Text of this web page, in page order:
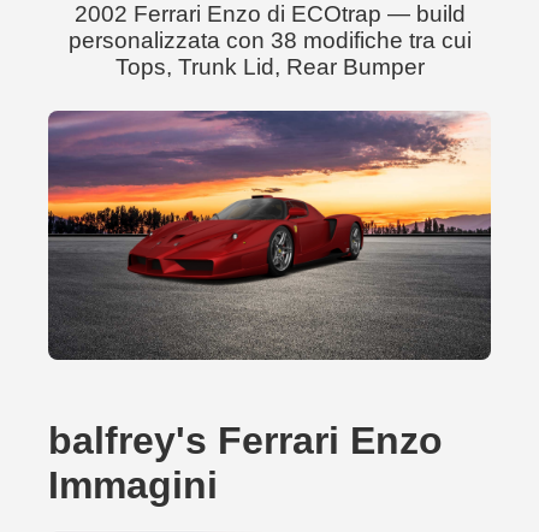
2002 Ferrari Enzo di ECOtrap — build
personalizzata con 38 modifiche tra cui
Tops, Trunk Lid, Rear Bumper
balfrey's Ferrari Enzo
Immagini